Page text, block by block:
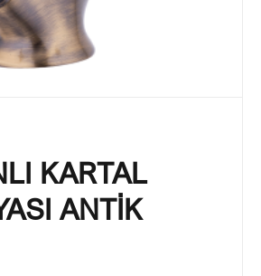
KARTAL
ANTİK